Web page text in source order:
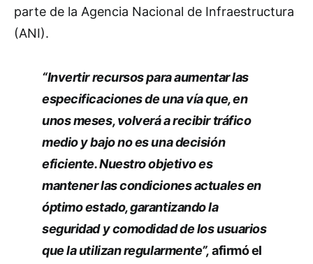
parte de la Agencia Nacional de Infraestructura
(ANI).
“Invertir recursos para aumentar las
especificaciones de una vía que, en
unos meses, volverá a recibir tráfico
medio y bajo no es una decisión
eficiente. Nuestro objetivo es
mantener las condiciones actuales en
óptimo estado, garantizando la
seguridad y comodidad de los usuarios
que la utilizan regularmente”,afirmó el